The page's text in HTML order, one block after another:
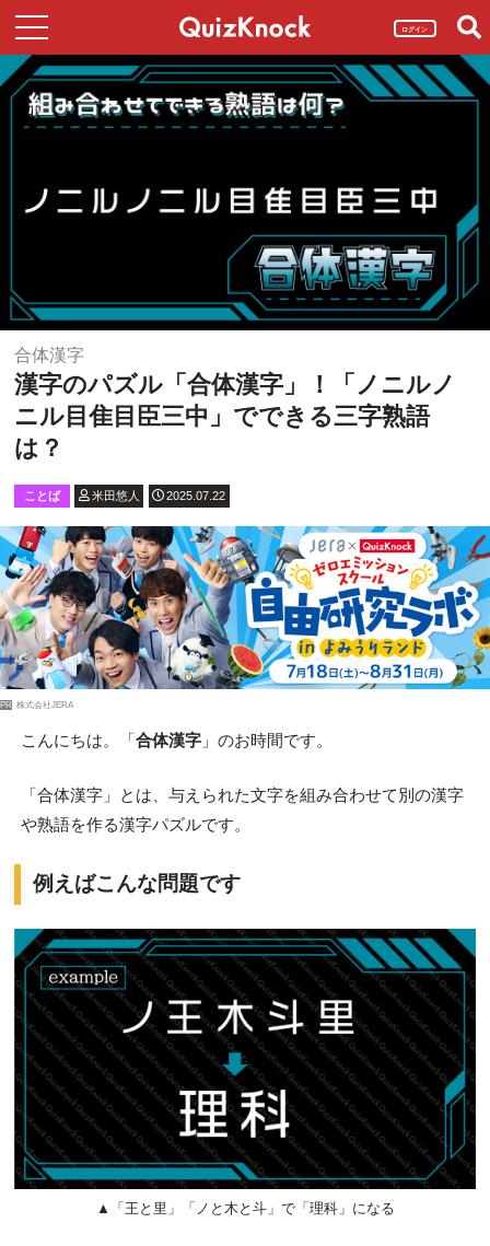
ログイン
合体漢字
漢字のパズル「合体漢字」！「ノニルノ
ニル目隹目臣三中」でできる三字熟語
は？
ことば 米田悠人 2025.07.22
PR 株式会社JERA
こんにちは。「合体漢字」のお時間です。
「合体漢字」とは、与えられた文字を組み合わせて別の漢字
や熟語を作る漢字パズルです。
例えばこんな問題です
▲「王と里」「ノと木と斗」で「理科」になる